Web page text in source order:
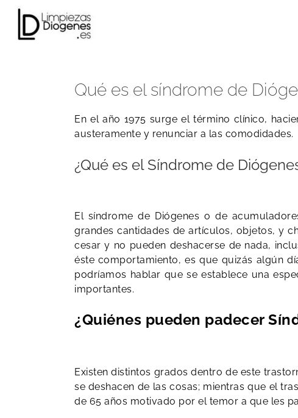
Skip
content
Qué es el síndrome de
En el año 1975 surge el término clínico,
austeramente y renunciar a las comodidades.
¿Qué es el Síndrome de
El síndrome de Diógenes o de
grandes cantidades de artículos, objetos, y
cesar y no pueden deshacerse de nada,
éste comportamiento, es que quizás algún
podríamos hablar que se establece una
importantes.
¿Quiénes pueden padecer
Existen distintos grados dentro de este
se deshacen de las cosas; mientras que el
de 65 años motivado por el temor a que les